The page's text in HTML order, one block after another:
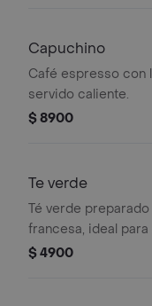
Capuchino
Café espresso con
servido caliente.
$ 8900
Te verde
Té verde
francesa, ideal
$ 4900